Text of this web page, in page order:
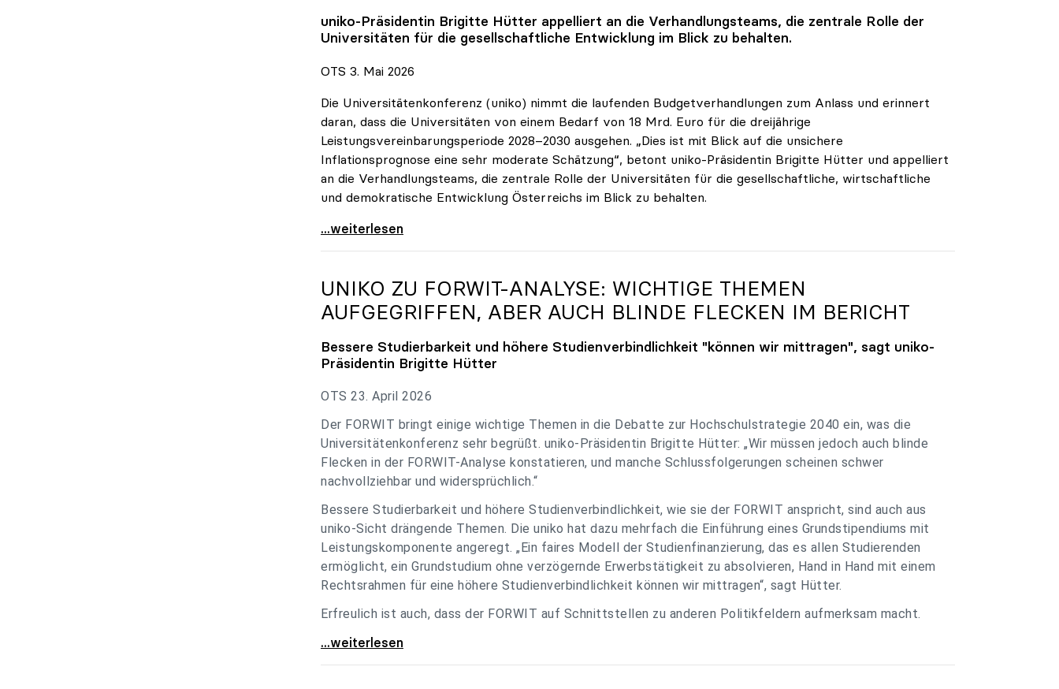
uniko-Präsidentin Brigitte Hütter appelliert an die Verhandlungsteams, die zentrale Rolle der
Universitäten für die gesellschaftliche Entwicklung im Blick zu behalten.
OTS 3. Mai 2026
Die Universitätenkonferenz (uniko) nimmt die laufenden Budgetverhandlungen zum Anlass und erinnert
daran, dass die Universitäten von einem Bedarf von 18 Mrd. Euro für die dreijährige
Leistungsvereinbarungsperiode 2028–2030 ausgehen. „Dies ist mit Blick auf die unsichere
Inflationsprognose eine sehr moderate Schätzung“, betont uniko-Präsidentin Brigitte Hütter und appelliert
an die Verhandlungsteams, die zentrale Rolle der Universitäten für die gesellschaftliche, wirtschaftliche
und demokratische Entwicklung Österreichs im Blick zu behalten.
uniko zu Budgetverhandlungen: Universitäten sind
...weiterlesen
UNIKO ZU FORWIT-ANALYSE: WICHTIGE THEMEN
AUFGEGRIFFEN, ABER AUCH BLINDE FLECKEN IM BERICHT
Bessere Studierbarkeit und höhere Studienverbindlichkeit "können wir mittragen", sagt uniko-
Präsidentin Brigitte Hütter
OTS 23. April 2026
Der FORWIT bringt einige wichtige Themen in die Debatte zur Hochschulstrategie 2040 ein, was die
Universitätenkonferenz sehr begrüßt. uniko-Präsidentin Brigitte Hütter: „Wir müssen jedoch auch blinde
Flecken in der FORWIT-Analyse konstatieren, und manche Schlussfolgerungen scheinen schwer
nachvollziehbar und widersprüchlich.“
Bessere Studierbarkeit und höhere Studienverbindlichkeit, wie sie der FORWIT anspricht, sind auch aus
uniko-Sicht drängende Themen. Die uniko hat dazu mehrfach die Einführung eines Grundstipendiums mit
Leistungskomponente angeregt. „Ein faires Modell der Studienfinanzierung, das es allen Studierenden
ermöglicht, ein Grundstudium ohne verzögernde Erwerbstätigkeit zu absolvieren, Hand in Hand mit einem
Rechtsrahmen für eine höhere Studienverbindlichkeit können wir mittragen“, sagt Hütter.
Erfreulich ist auch, dass der FORWIT auf Schnittstellen zu anderen Politikfeldern aufmerksam macht.
uniko zu FORWIT-Analyse: Wichtige Themen
...weiterlesen